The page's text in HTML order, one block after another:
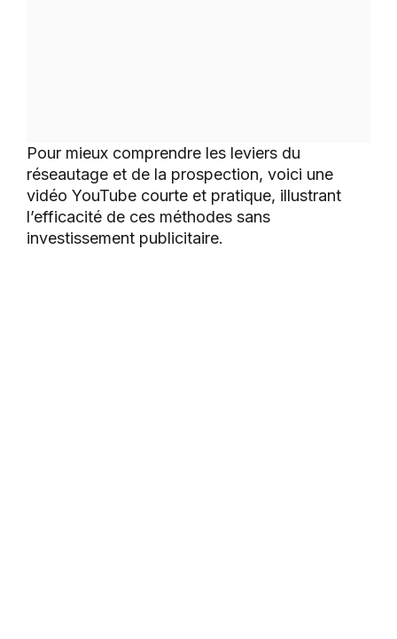
Pour mieux comprendre les leviers du
réseautage et de la prospection, voici une
vidéo YouTube courte et pratique, illustrant
l’efficacité de ces méthodes sans
investissement publicitaire.